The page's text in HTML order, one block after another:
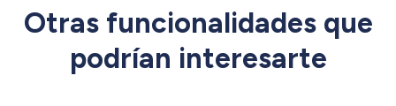
Otras funcionalidades que
podrían interesarte